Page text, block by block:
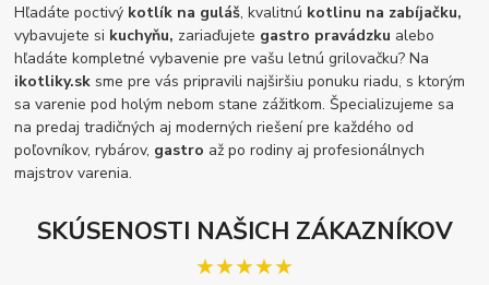
Hľadáte poctivý kotlík na guláš, kvalitnú kotlinu na zabíjačku,
vybavujete si kuchyňu, zariaďujete gastro pravádzku alebo
hľadáte kompletné vybavenie pre vašu letnú grilovačku? Na
ikotliky.sk sme pre vás pripravili najširšiu ponuku riadu, s ktorým
sa varenie pod holým nebom stane zážitkom. Špecializujeme sa
na predaj tradičných aj moderných riešení pre každého od
poľovníkov, rybárov, gastro až po rodiny aj profesionálnych
majstrov varenia.
SKÚSENOSTI NAŠICH ZÁKAZNÍKOV
★★★★★